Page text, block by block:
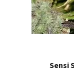
Sensi